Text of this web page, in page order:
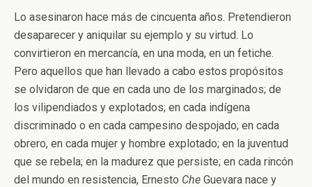
Lo asesinaron hace más de cincuenta años. Pretendieron
desaparecer y aniquilar su ejemplo y su virtud. Lo
convirtieron en mercancía, en una moda, en un fetiche.
Pero aquellos que han llevado a cabo estos propósitos
se olvidaron de que en cada uno de los marginados; de
los vilipendiados y explotados; en cada indígena
discriminado o en cada campesino despojado; en cada
obrero, en cada mujer y hombre explotado; en la juventud
que se rebela; en la madurez que persiste; en cada rincón
del mundo en resistencia, Ernesto Che Guevara nace y